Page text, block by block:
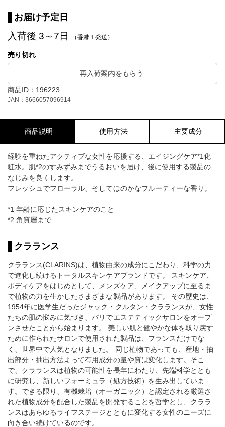
お届け予定日
入荷後 3～7日 （香港１発送）
売り切れ
再入荷案内をもらう
商品ID：196223
JAN：3666057096914
商品説明 使用方法 主要成分
経験を重ねたアクティブな女性を応援する、エイジングケア*1化
粧水。肌*2のすみずみまでうるおいを届け、後に使用する製品の
なじみを良くします。
フレッシュでフローラル、そしてほのかなフルーティーな香り。
*1 年齢に応じたスキンケアのこと
*2 角質層まで
クラランス
クラランス(CLARINS)は、植物由来の成分にこだわり、科学の力
で進化し続けるトータルスキンケアブランドです。 スキンケア、
ボディケアをはじめとして、メンズケア、メイクアップに至るま
で植物の力を生かしたさまざまな製品があります。 その歴史は、
1954年に医学生だったジャック・クルタン・クラランスが、女性
たちの肌の悩みに気づき、パリでエステティックサロンをオープ
ンさせたことから始まります。 美しい肌と健やかな体を取り戻す
ために作られたサロンで使用された製品は、フランスだけでな
く、世界中で人気となりました。 同じ植物であっても、産地・抽
出部分・抽出方法よって有用成分の量や質は変化します。そこ
で、クラランスは植物の可能性を長年にわたり、先端科学ととも
に研究し、新しいフォーミュラ（処方技術）を生み出していま
す。できる限り、有機栽培（オーガニック）と認定される厳選さ
れた植物成分を配合した製品を開発することを哲学とし、クララ
ンスはあらゆるライフステージとともに変化する女性のニーズに
向き合い続けているのです。